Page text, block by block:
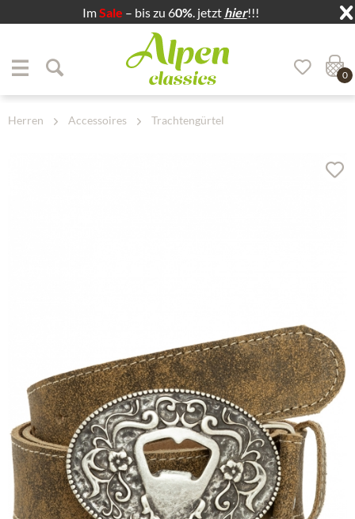
ImSale – bis zu 60%. jetzt hier!!!
Zum Hauptbereich springen
0
Herren Accessoires Trachtengürtel